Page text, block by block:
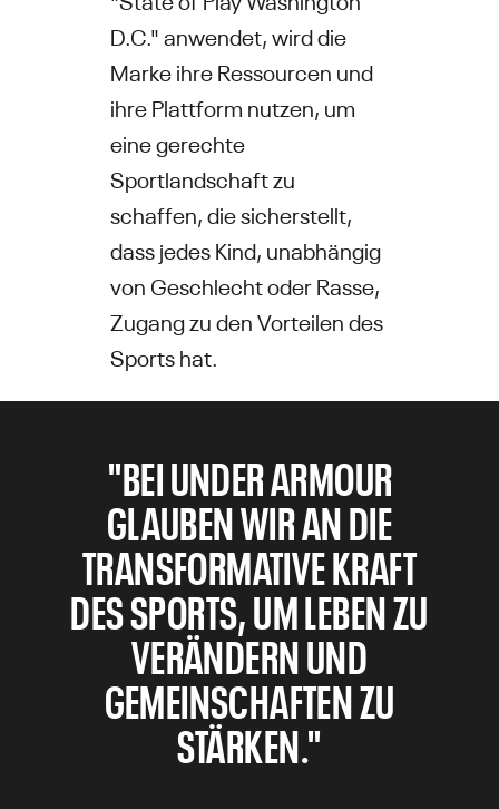
D.C." anwendet, wird die
Marke ihre Ressourcen und
ihre Plattform nutzen, um
eine gerechte
Sportlandschaft zu
schaffen, die sicherstellt,
dass jedes Kind, unabhängig
von Geschlecht oder Rasse,
Zugang zu den Vorteilen des
Sports hat.
"BEI UNDER ARMOUR
GLAUBEN WIR AN DIE
TRANSFORMATIVE KRAFT
DES SPORTS, UM LEBEN ZU
VERÄNDERN UND
GEMEINSCHAFTEN ZU
STÄRKEN."